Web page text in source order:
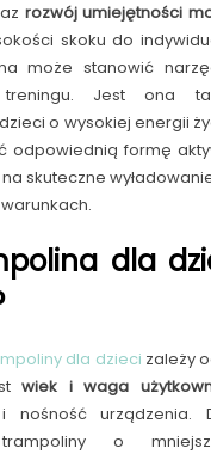
rozwój umiejętności
skoku do
może stanowić
Jest ona
o wysokiej energii
odpowiednią formę
skuteczne
dla
dla dzieci zależy
wiek i waga
urządzenia.
o